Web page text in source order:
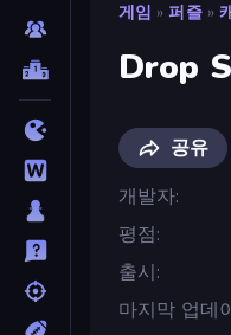
게임 » 퍼즐 »
Drop
공유
개발자
평점
출시
마지막 업데